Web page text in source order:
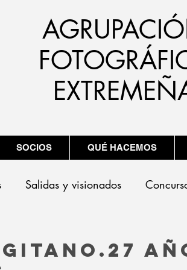
Salidas y visionados
SOCIOS QUÉ HACEMOS